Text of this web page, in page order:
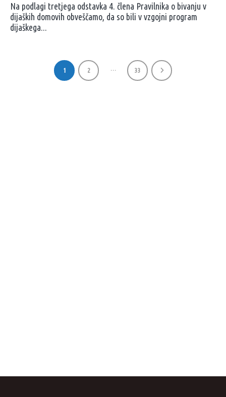
Na podlagi tretjega odstavka 4. člena Pravilnika o bivanju v
dijaških domovih obveščamo, da so bili v vzgojni program
dijaškega...
1 2 … 33